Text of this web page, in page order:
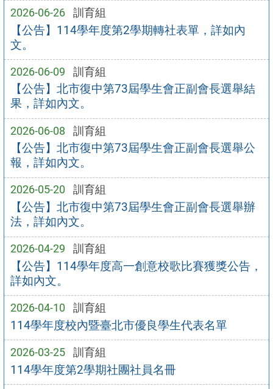
2026-06-26 訓育組
【公告】114學年度第2學期轉社表單，詳如內
文。
2026-06-09 訓育組
【公告】北市復中第73屆學生會正副會長選舉結
果，詳如內文。
2026-06-08 訓育組
【公告】北市復中第73屆學生會正副會長選舉公
報，詳如內文。
2026-05-20 訓育組
【公告】北市復中第73屆學生會正副會長選舉辦
法，詳如內文。
2026-04-29 訓育組
【公告】114學年度高一創意校歌比賽獲獎公告，
詳如內文。
2026-04-10 訓育組
114學年度校內暨臺北市優良學生代表名單
2026-03-25 訓育組
114學年度第2學期社團社員名冊